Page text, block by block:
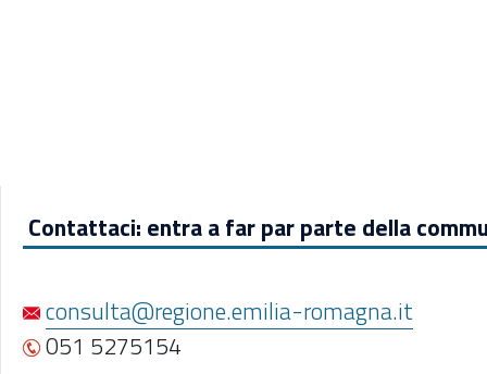
Contattaci: entra a far par parte della
consulta@regione.emilia-romagna.it
051 5275154